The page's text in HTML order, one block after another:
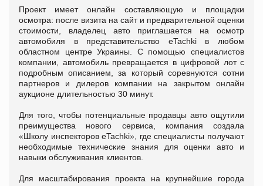
Проект имеет онлайн составляющую и площадки
осмотра: после визита на сайт и предварительной оценки
стоимости, владелец авто приглашается на осмотр
автомобиля в представительство eTachki в любом
областном центре Украины. С помощью специалистов
компании, автомобиль превращается в цифровой лот с
подробным описанием, за который соревнуются сотни
партнеров и дилеров компании на закрытом онлайн
аукционе длительностью 30 минут.
Для того, чтобы потенциальные продавцы авто ощутили
преимущества нового сервиса, компания создала
«Школу инспекторов eTachki», где специалисты получают
необходимые технические знания для оценки авто и
навыки обслуживания клиентов.
Для масштабирования проекта на крупнейшие города